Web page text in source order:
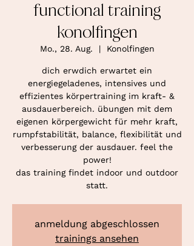
functional training
konolfingen
Mo., 28. Aug.
  |
Konolfingen
dich erwdich erwartet ein
energiegeladenes, intensives und
effizientes körpertraining im kraft- &
ausdauerbereich. übungen mit dem
eigenen körpergewicht für mehr kraft,
rumpfstabilität, balance, flexibilität und
verbesserung der ausdauer. feel the
power!
das training findet indoor und outdoor
statt.
anmeldung abgeschlossen
trainings ansehen